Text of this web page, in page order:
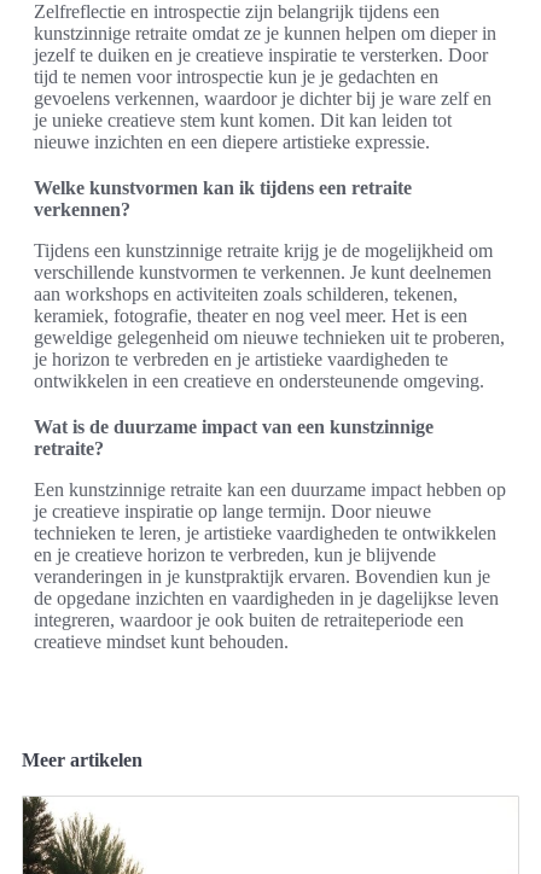
Zelfreflectie en introspectie zijn belangrijk tijdens een
kunstzinnige retraite omdat ze je kunnen helpen om dieper in
jezelf te duiken en je creatieve inspiratie te versterken. Door
tijd te nemen voor introspectie kun je je gedachten en
gevoelens verkennen, waardoor je dichter bij je ware zelf en
je unieke creatieve stem kunt komen. Dit kan leiden tot
nieuwe inzichten en een diepere artistieke expressie.
Welke kunstvormen kan ik tijdens een retraite
verkennen?
Tijdens een kunstzinnige retraite krijg je de mogelijkheid om
verschillende kunstvormen te verkennen. Je kunt deelnemen
aan workshops en activiteiten zoals schilderen, tekenen,
keramiek, fotografie, theater en nog veel meer. Het is een
geweldige gelegenheid om nieuwe technieken uit te proberen,
je horizon te verbreden en je artistieke vaardigheden te
ontwikkelen in een creatieve en ondersteunende omgeving.
Wat is de duurzame impact van een kunstzinnige
retraite?
Een kunstzinnige retraite kan een duurzame impact hebben op
je creatieve inspiratie op lange termijn. Door nieuwe
technieken te leren, je artistieke vaardigheden te ontwikkelen
en je creatieve horizon te verbreden, kun je blijvende
veranderingen in je kunstpraktijk ervaren. Bovendien kun je
de opgedane inzichten en vaardigheden in je dagelijkse leven
integreren, waardoor je ook buiten de retraiteperiode een
creatieve mindset kunt behouden.
Meer artikelen